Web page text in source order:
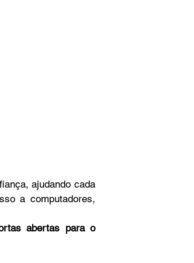
ajudando cada
a computadores,
abertas para o